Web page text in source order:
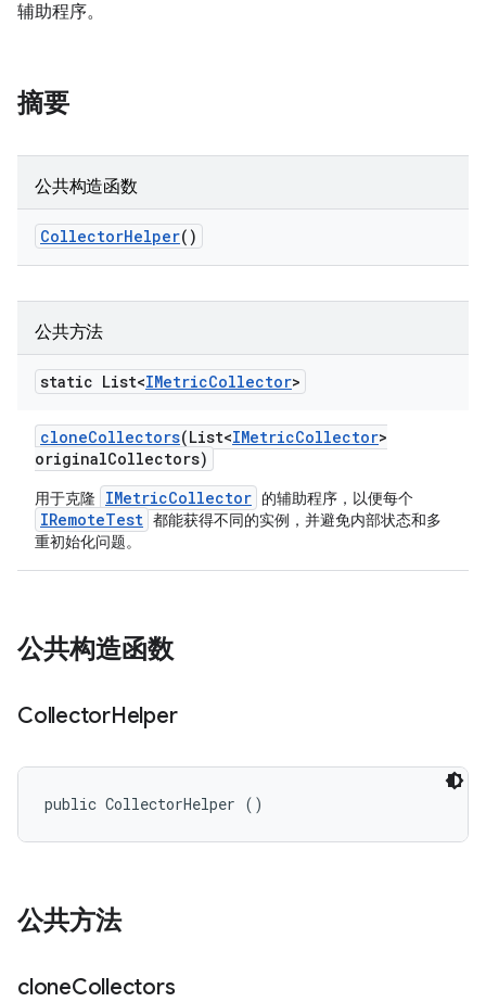
辅助程序。
摘要
公共构造函数
CollectorHelper()
公共方法
static List<IMetricCollector>
cloneCollectors(List<IMetricCollector>
originalCollectors)
用于克隆 IMetricCollector 的辅助程序，以便每个
IRemoteTest 都能获得不同的实例，并避免内部状态和多
重初始化问题。
公共构造函数
CollectorHelper
public CollectorHelper ()
公共方法
cloneCollectors